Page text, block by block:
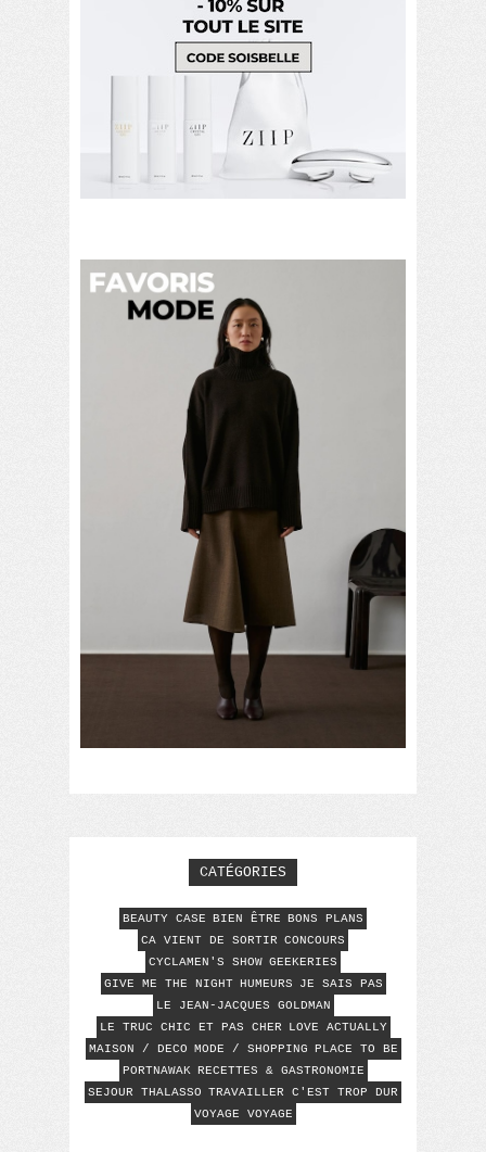
CATÉGORIES
BEAUTY CASE BIEN ÊTRE
BONS PLANS
CA VIENT DE SORTIR CONCOURS
CYCLAMEN'S SHOW GEEKERIES
GIVE ME THE NIGHT
HUMEURS
JE SAIS PAS
LE JEAN-JACQUES GOLDMAN
LE TRUC CHIC ET PAS CHER
LOVE ACTUALLY
MAISON / DECO
MODE / SHOPPING
PLACE TO BE
PORTNAWAK
RECETTES & GASTRONOMIE
SEJOUR THALASSO TRAVAILLER C'EST TROP DUR
VOYAGE VOYAGE